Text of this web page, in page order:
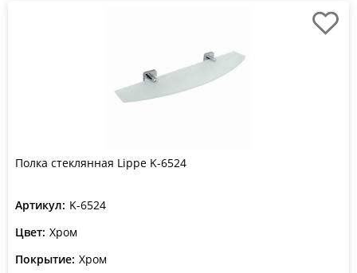
Полка стеклянная Lippe K-6524
Артикул: K-6524
Цвет: Хром
Покрытие: Хром